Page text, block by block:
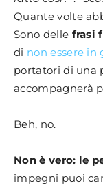
Quante volte
Sono delle frasi
di non essere in
portatori di una
accompagnerà
Beh, no.
Non è vero: le
impegni puoi